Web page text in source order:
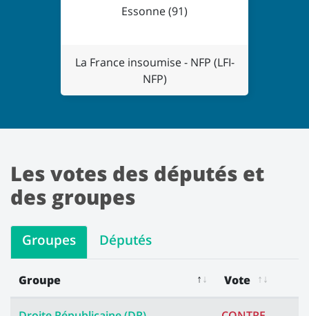
Essonne (91)
La France insoumise - NFP (LFI-
NFP)
Les votes des députés et
des groupes
Groupes Députés
Groupe Vote